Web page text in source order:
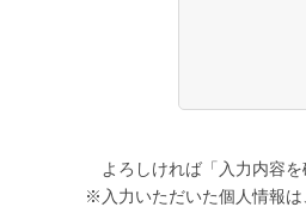
よろしければ「入力内容
※入力いただいた個人情報